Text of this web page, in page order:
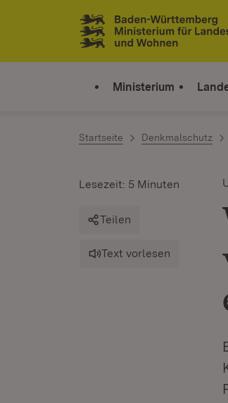
Zum Inhalt springen
Link zur Startseite
Ministerium
Startseite Denkmalschutz
Lesezeit: 5 Minuten
Teilen
Text vorlesen